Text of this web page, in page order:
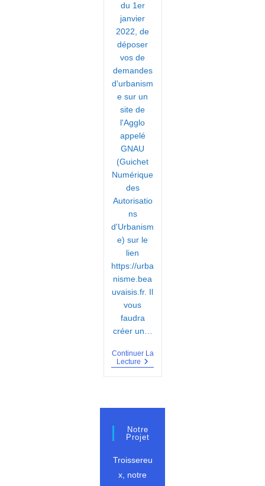
du 1er
janvier
2022, de
déposer
vos de
demandes
d'urbanism
e sur un
site de
l'Agglo
appelé
GNAU
(Guichet
Numérique
des
Autorisatio
ns
d'Urbanism
e) sur le
lien
https://urba
nisme.bea
uvaisis.fr. Il
vous
faudra
créer un…
Continuer La
Lecture Dématérialisation
Notre
Projet
Troissereu
x, notre